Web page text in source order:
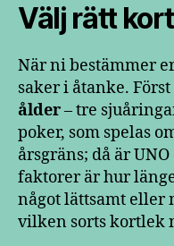
Välj rätt
När ni bestämmer
saker i åtanke.
ålder– tre
poker, som spelas
årsgräns; då är
faktorer är hur
något lättsamt eller
vilken sorts kortlek